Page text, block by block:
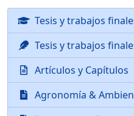
Tesis y trabajos
Tesis y trabajos
Artículos y Capítulos
Agronomía &